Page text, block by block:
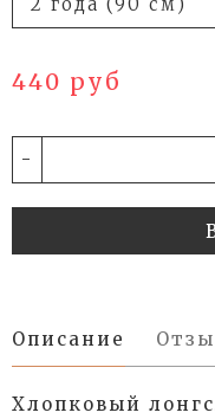
440 руб
-
Описание
Хлопковый